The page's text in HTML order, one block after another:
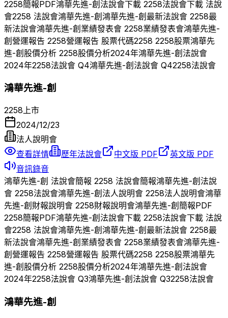
2258簡報PDF鴻華先進-創法說會下載 2258法說會下載 法說
會2258 法說會鴻華先進-創鴻華先進-創最新法說會 2258最
新法說會鴻華先進-創業績發表會 2258業績發表會鴻華先進-
創營運報告 2258營運報告 股票代碼2258 2258股票鴻華先
進-創股價分析 2258股價分析2024年鴻華先進-創法說會
2024年2258法說會 Q4鴻華先進-創法說會 Q42258法說會
鴻華先進-創
2258 上市
2024/12/23
法人說明會
查看詳情
歷年法說會 中文版 PDF
英文版 PDF
音訊錄音
鴻華先進-創 法說會簡報 2258 法說會簡報鴻華先進-創法說
會 2258法說會鴻華先進-創法人說明會 2258法人說明會鴻華
先進-創財報說明會 2258財報說明會鴻華先進-創簡報PDF
2258簡報PDF鴻華先進-創法說會下載 2258法說會下載 法說
會2258 法說會鴻華先進-創鴻華先進-創最新法說會 2258最
新法說會鴻華先進-創業績發表會 2258業績發表會鴻華先進-
創營運報告 2258營運報告 股票代碼2258 2258股票鴻華先
進-創股價分析 2258股價分析2024年鴻華先進-創法說會
2024年2258法說會 Q3鴻華先進-創法說會 Q32258法說會
鴻華先進-創